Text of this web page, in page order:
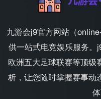
九游会j9官方网站（
供一站式电竞娱乐服务。
欧洲五大足球联赛等顶级
析，让您随时掌握赛事动